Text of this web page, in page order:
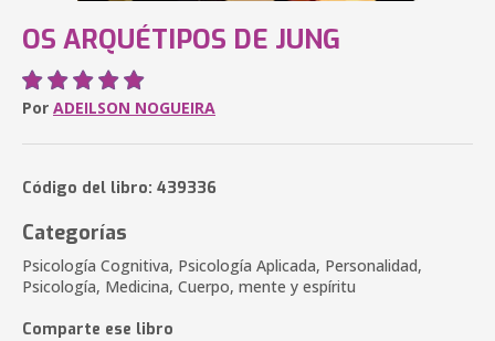
OS ARQUÉTIPOS DE JUNG
Por ADEILSON NOGUEIRA
Código del libro: 439336
Categorías
Psicología Cognitiva, Psicología Aplicada, Personalidad,
Psicología, Medicina, Cuerpo, mente y espíritu
Comparte ese libro